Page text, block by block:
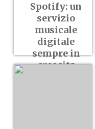
Spotify: un
servizio
musicale
digitale
sempre in
crescita